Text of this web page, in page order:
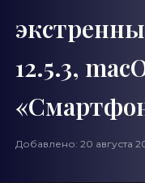
12.5.3,
Добавлено: 20 августа